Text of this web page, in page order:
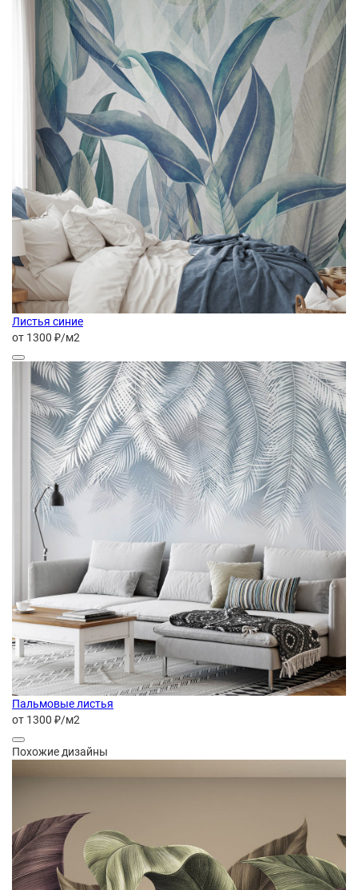
Листья синие
от 1300 ₽/м2
Пальмовые листья
от 1300 ₽/м2
Похожие дизайны